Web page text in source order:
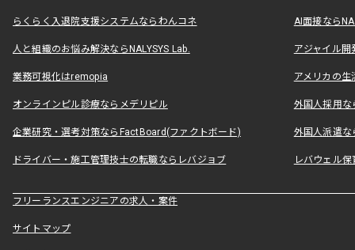
らくらく入退院支援システムならわんコネ AI面接なら
人と組織のお悩み解決ならNALYSYS Lab. アジャイル
業務可視化はremopia アメリカの
オンラインピル診療ならメデリピル 外国人採用
企業研究・選考対策ならFactBoard(ファクトボード) 外国人派遣な
ドライバー・施工管理技士の転職ならレバジョブ レバウェル
フリーランスエンジニアの求人・案件
サイトマップ